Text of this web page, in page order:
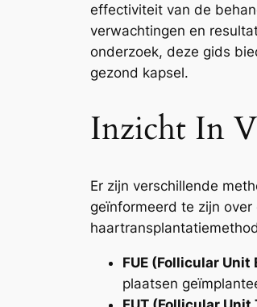
effectiviteit van de
verwachtingen en
onderzoek, deze gids
gezond kapsel.
Inzicht In
Er zijn verschillende
geïnformeerd te zijn
FUE (Follicular
plaatsen